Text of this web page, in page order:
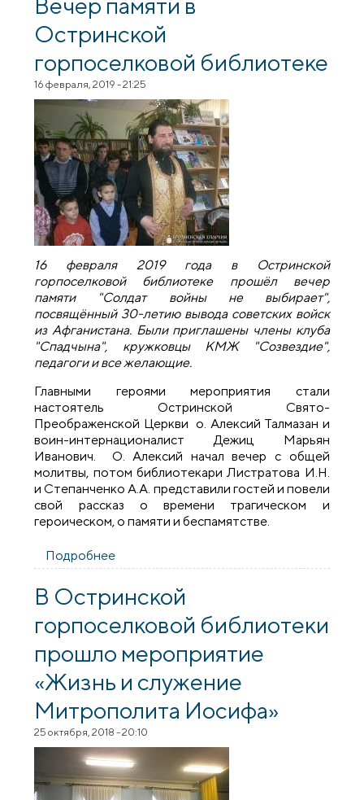
Остринской
горпоселковой библиотеке
16 февраля, 2019 - 21:25
16 февраля 2019 года в Остринской
горпоселковой библиотеке прошёл вечер
памяти "Солдат войны не выбирает",
посвящённый 30-летию вывода советских войск
из Афганистана. Были приглашены члены клуба
"Спадчына", кружковцы КМЖ "Созвездие",
педагоги и все желающие.
Главными героями мероприятия стали
настоятель Остринской Свято-
Преображенской Церкви о. Алексий Талмазан и
воин-интернационалист Дежиц Марьян
Иванович. О. Алексий начал вечер с общей
молитвы, потом библиотекари Листратова И.Н.
и Степанченко А.А. представили гостей и повели
свой рассказ о времени трагическом и
героическом, о памяти и беспамятстве.
Подробнее
горпоселковой библиотеке
В Остринской
горпоселковой библиотеки
прошло мероприятие
«Жизнь и служение
Митрополита Иосифа»
25 октября, 2018 - 20:10